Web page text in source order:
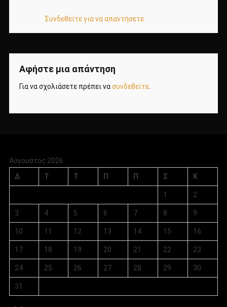
Συνδεθείτε για να απαντήσετε
Αφήστε μια απάντηση
Για να σχολιάσετε πρέπει νασυνδεθείτε.
Αύγουστος 2026
Δ
Τ Τ Π Π Σ Κ
1 2
3 4 5 6 7 8 9
10 11 12 13 14 15 16
17 18 19 20 21 22 23
24 25 26 27 28 29 30
31